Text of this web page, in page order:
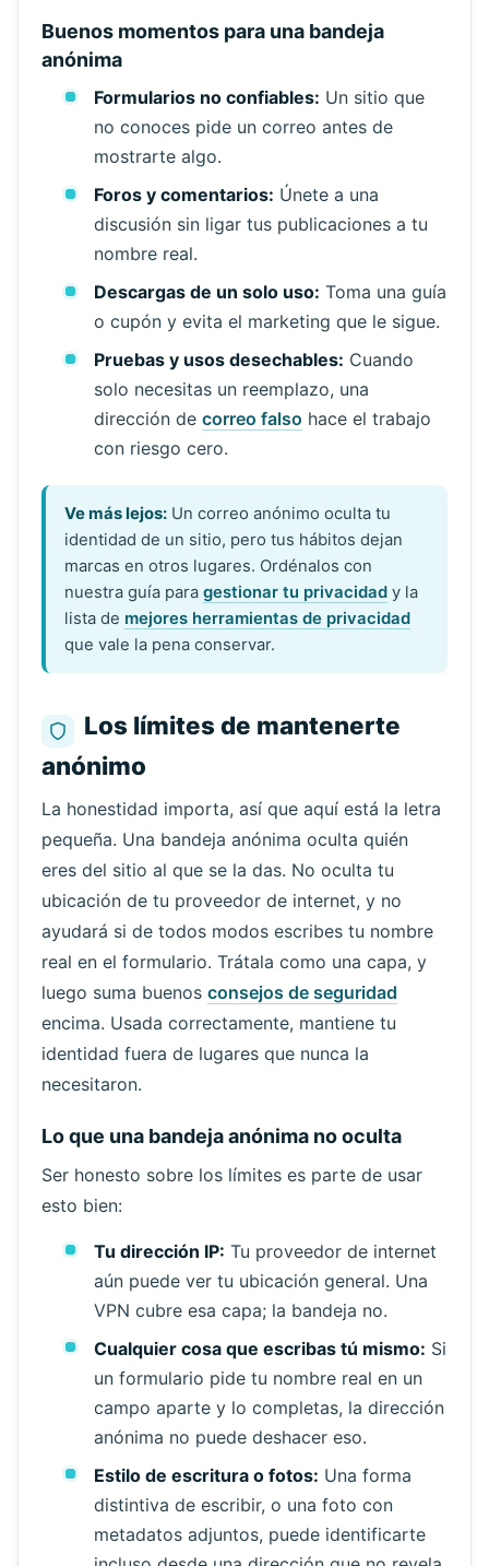
Buenos momentos para una bandeja
anónima
Formularios no confiables: Un sitio que
no conoces pide un correo antes de
mostrarte algo.
Foros y comentarios: Únete a una
discusión sin ligar tus publicaciones a tu
nombre real.
Descargas de un solo uso: Toma una guía
o cupón y evita el marketing que le sigue.
Pruebas y usos desechables: Cuando
solo necesitas un reemplazo, una
dirección de correo falso hace el trabajo
con riesgo cero.
Ve más lejos: Un correo anónimo oculta tu
identidad de un sitio, pero tus hábitos dejan
marcas en otros lugares. Ordénalos con
nuestra guía paragestionar tu privacidad y la
lista de mejores herramientas de privacidad
que vale la pena conservar.
Los límites de mantenerte
anónimo
La honestidad importa, así que aquí está la letra
pequeña. Una bandeja anónima oculta quién
eres del sitio al que se la das. No oculta tu
ubicación de tu proveedor de internet, y no
ayudará si de todos modos escribes tu nombre
real en el formulario. Trátala como una capa, y
luego suma buenos consejos de seguridad
encima. Usada correctamente, mantiene tu
identidad fuera de lugares que nunca la
necesitaron.
Lo que una bandeja anónima no oculta
Ser honesto sobre los límites es parte de usar
esto bien:
Tu dirección IP: Tu proveedor de internet
aún puede ver tu ubicación general. Una
VPN cubre esa capa; la bandeja no.
Cualquier cosa que escribas tú mismo: Si
un formulario pide tu nombre real en un
campo aparte y lo completas, la dirección
anónima no puede deshacer eso.
Estilo de escritura o fotos: Una forma
distintiva de escribir, o una foto con
metadatos adjuntos, puede identificarte